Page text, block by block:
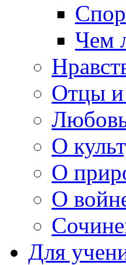
Чем
Отцы
О
О
О
Для